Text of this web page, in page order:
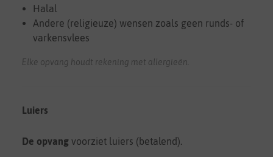
Halal
Andere (religieuze) wensen zoals geen runds- of
varkensvlees
Elke opvang houdt rekening met allergieën.
Luiers
De opvang voorziet luiers (betalend).